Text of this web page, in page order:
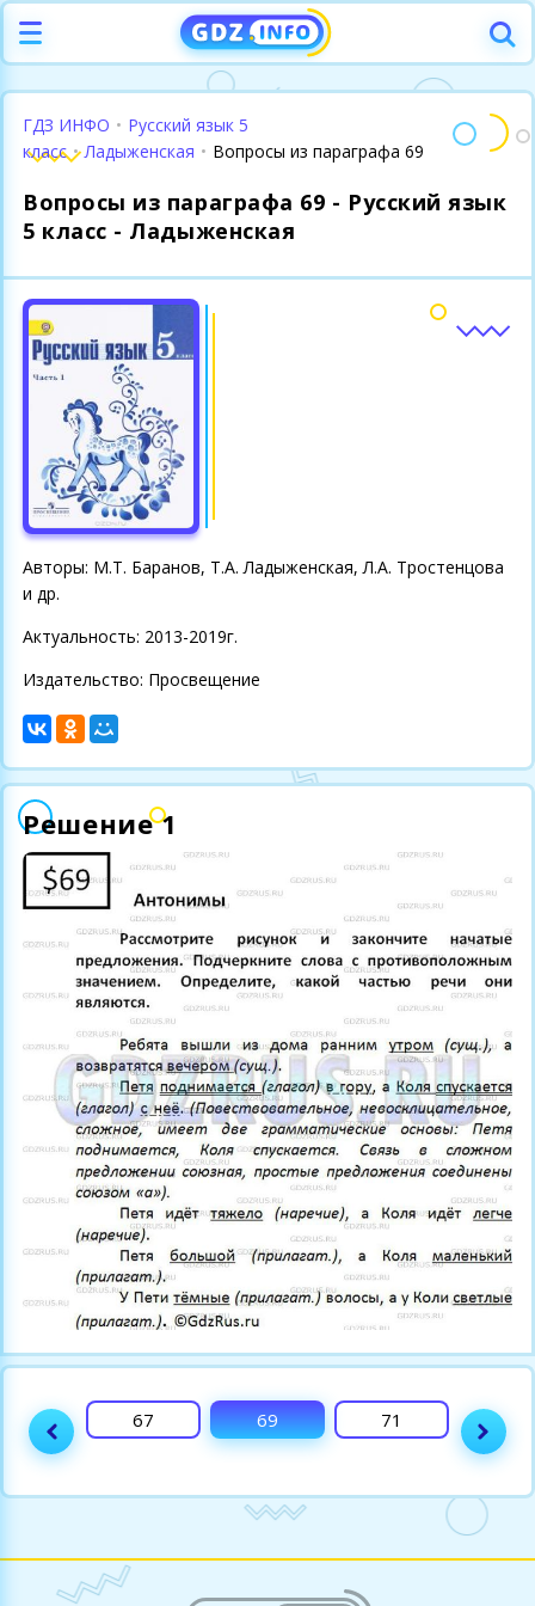
ГДЗ ИНФО • Русский язык 5
класс • Ладыженская • Вопросы из параграфа 69
Вопросы из параграфа 69 - Русский язык
5 класс - Ладыженская
Авторы: М.Т. Баранов, Т.А. Ладыженская, Л.А. Тростенцова
и др.
Актуальность: 2013-2019г.
Издательство: Просвещение
Решение 1
65 67 69 71 72